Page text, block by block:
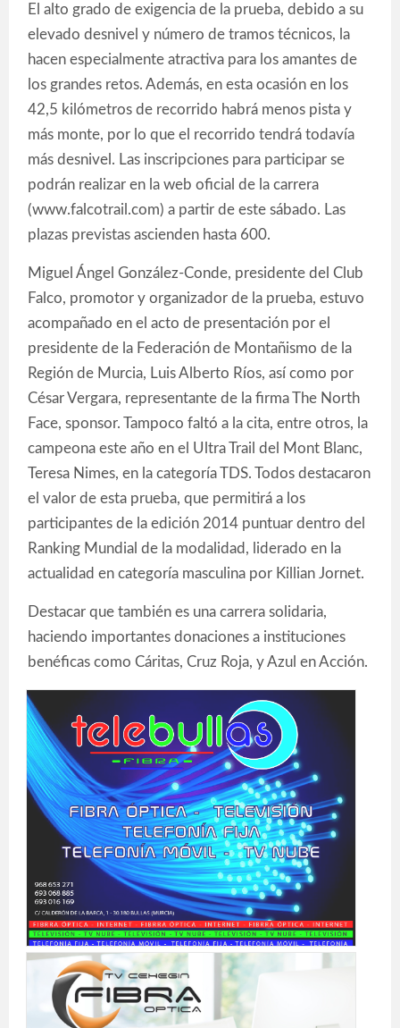
El alto grado de exigencia de la prueba, debido a su
elevado desnivel y número de tramos técnicos, la
hacen especialmente atractiva para los amantes de
los grandes retos. Además, en esta ocasión en los
42,5 kilómetros de recorrido habrá menos pista y
más monte, por lo que el recorrido tendrá todavía
más desnivel. Las inscripciones para participar se
podrán realizar en la web oficial de la carrera
(www.falcotrail.com) a partir de este sábado. Las
plazas previstas ascienden hasta 600.
Miguel Ángel González-Conde, presidente del Club
Falco, promotor y organizador de la prueba, estuvo
acompañado en el acto de presentación por el
presidente de la Federación de Montañismo de la
Región de Murcia, Luis Alberto Ríos, así como por
César Vergara, representante de la firma The North
Face, sponsor. Tampoco faltó a la cita, entre otros, la
campeona este año en el Ultra Trail del Mont Blanc,
Teresa Nimes, en la categoría TDS. Todos destacaron
el valor de esta prueba, que permitirá a los
participantes de la edición 2014 puntuar dentro del
Ranking Mundial de la modalidad, liderado en la
actualidad en categoría masculina por Killian Jornet.
Destacar que también es una carrera solidaria,
haciendo importantes donaciones a instituciones
benéficas como Cáritas, Cruz Roja, y Azul en Acción.